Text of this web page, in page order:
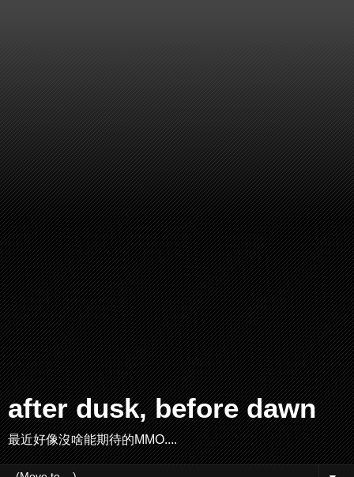
after dusk, before dawn
最近好像沒啥能期待的MMO....